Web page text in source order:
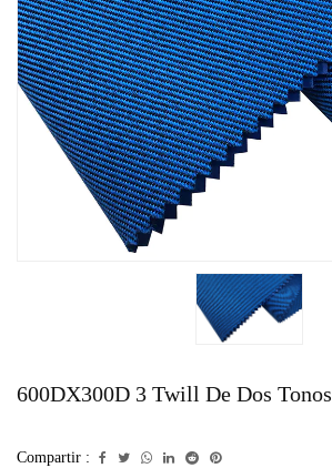
600DX300D 3 Twill De Dos Tonos
Compartir :